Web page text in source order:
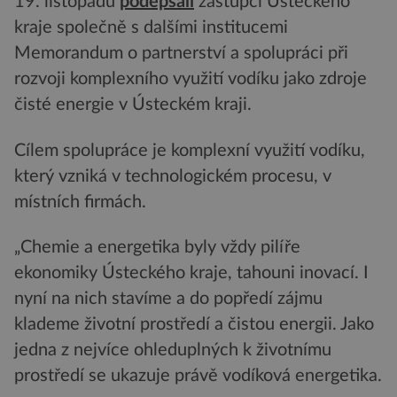
kraje společně s dalšími institucemi
Memorandum o partnerství a spolupráci při
rozvoji komplexního využití vodíku jako zdroje
čisté energie v Ústeckém kraji.
Cílem spolupráce je komplexní využití vodíku,
který vzniká v technologickém procesu, v
místních firmách.
„Chemie a energetika byly vždy pilíře
ekonomiky Ústeckého kraje, tahouni inovací. I
nyní na nich stavíme a do popředí zájmu
klademe životní prostředí a čistou energii. Jako
jedna z nejvíce ohleduplných k životnímu
prostředí se ukazuje právě vodíková energetika.